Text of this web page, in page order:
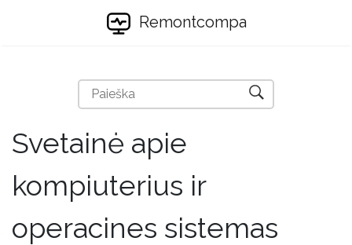
Remontcompa
Svetainė apie
kompiuterius ir
operacines sistemas